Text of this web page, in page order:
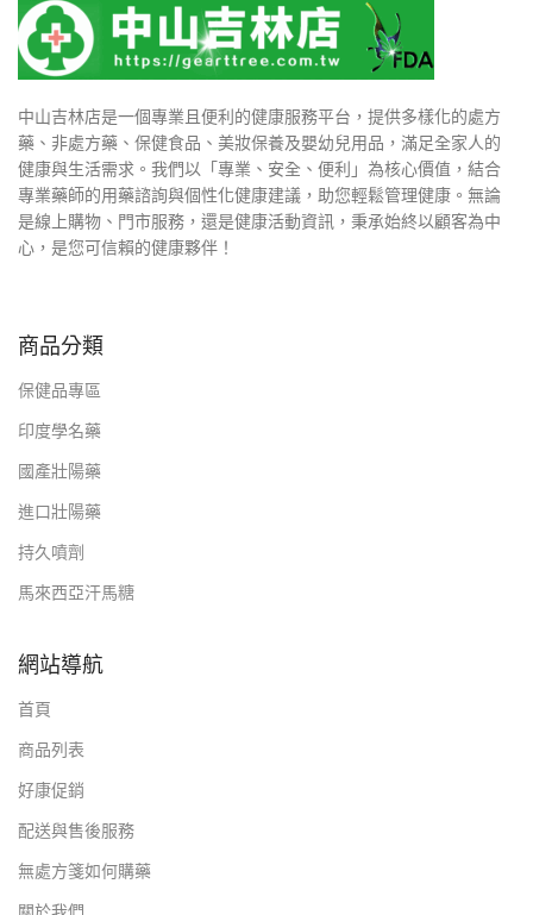
中山吉林店是一個專業且便利的健康服務平台，提供多樣化的處方
藥、非處方藥、保健食品、美妝保養及嬰幼兒用品，滿足全家人的
健康與生活需求。我們以「專業、安全、便利」為核心價值，結合
專業藥師的用藥諮詢與個性化健康建議，助您輕鬆管理健康。無論
是線上購物、門市服務，還是健康活動資訊，秉承始終以顧客為中
心，是您可信賴的健康夥伴！
商品分類
保健品專區
印度學名藥
國產壯陽藥
進口壯陽藥
持久噴劑
馬來西亞汗馬糖
網站導航
首頁
商品列表
好康促銷
配送與售後服務
無處方箋如何購藥
關於我們